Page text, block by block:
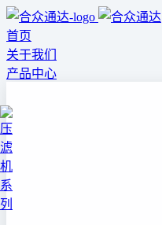
首页
关于我们
产品中心